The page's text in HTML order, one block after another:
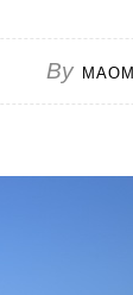
By MAOMI